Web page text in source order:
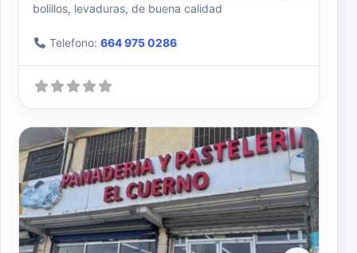
bolillos, levaduras, de buena calidad
Telefono:664 975 0286